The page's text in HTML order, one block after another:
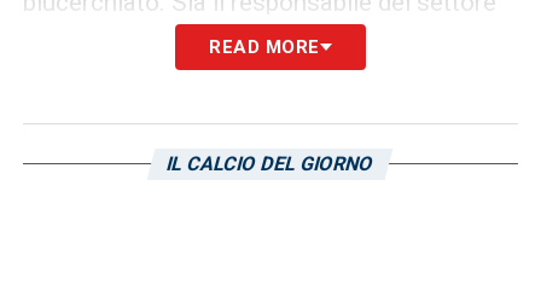
Giovanni Invernizzi
della formazione Primavera
ruolo all’interno dell’organigramma
READ MORE
IL CALCIO DEL GIORNO